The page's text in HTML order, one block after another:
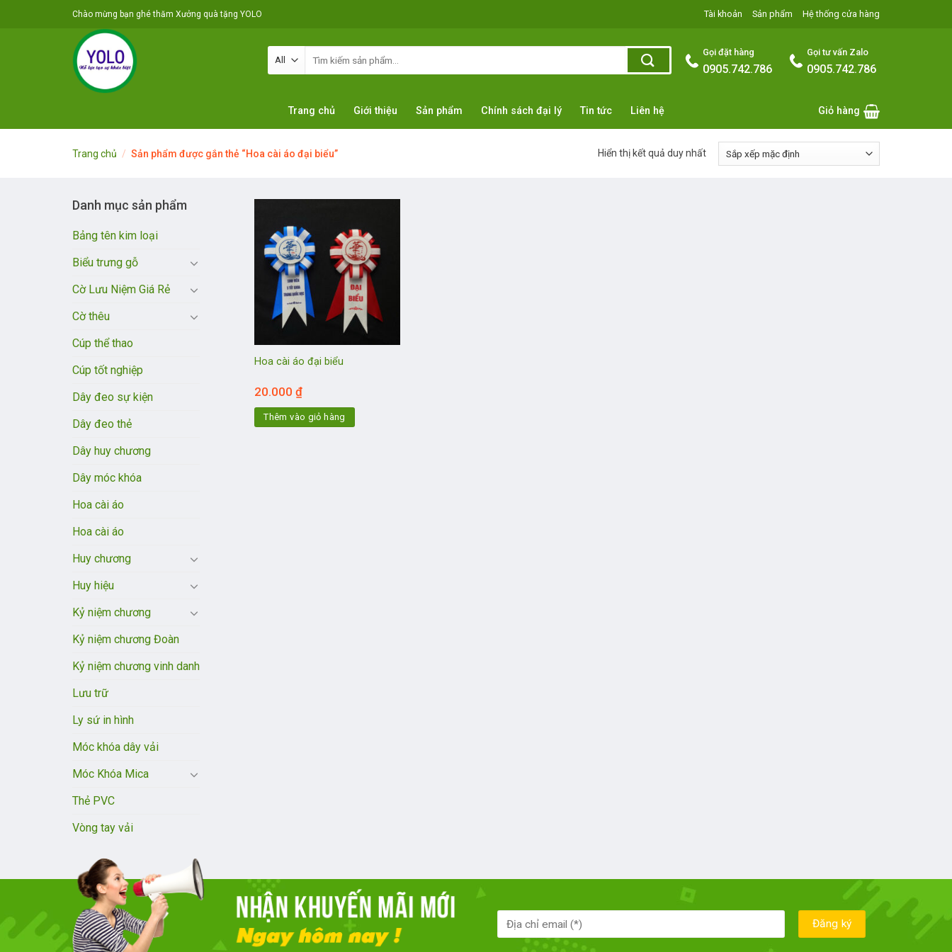
Chào mừng bạn ghé thăm Xưởng quà tặng YOLO Tài khoản Sản phẩm Hệ thống cửa hàng
Gọi đặt hàng
0905.742.786
Gọi tư vấn Zalo
0905.742.786
Trang chủ Giới thiệu Sản phẩm Chính sách đại lý Tin tức Liên hệ Giỏ hàng
Trang chủ / Sản phẩm được gắn thẻ “Hoa cài áo đại biểu” Hiển thị kết quả duy nhất
Danh mục sản phẩm
Bảng tên kim loại
Biểu trưng gỗ
Cờ Lưu Niệm Giá Rẻ
Cờ thêu
Cúp thể thao
Cúp tốt nghiệp
Dây đeo sự kiện
Dây đeo thẻ
Dây huy chương
Dây móc khóa
Hoa cài áo
Hoa cài áo
Huy chương
Huy hiệu
Kỷ niệm chương
Kỷ niệm chương Đoàn
Kỷ niệm chương vinh danh
Lưu trữ
Ly sứ in hình
Móc khóa dây vải
Móc Khóa Mica
Thẻ PVC
Vòng tay vải
Hoa cài áo đại biểu
20.000₫
Thêm vào giỏ hàng